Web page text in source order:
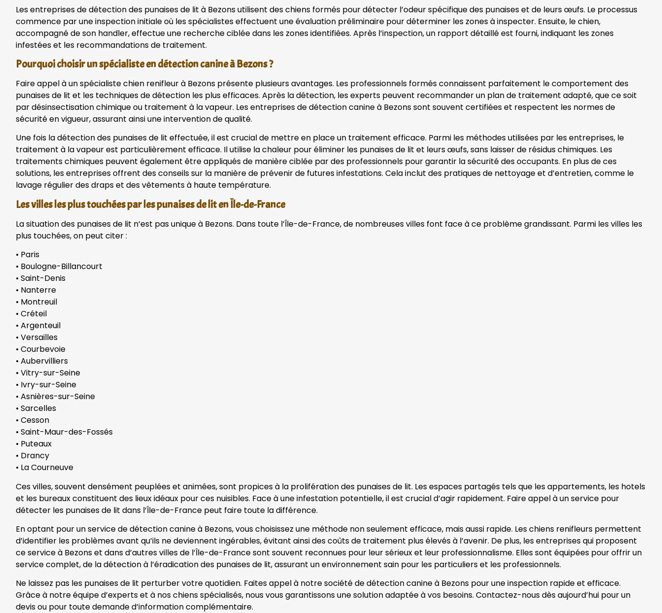
Les entreprises de détection des punaises de lit à Bezons utilisent des chiens formés pour détecter l’odeur spécifique des punaises et de leurs œufs. Le processus
commence par une inspection initiale où les spécialistes effectuent une évaluation préliminaire pour déterminer les zones à inspecter. Ensuite, le chien,
accompagné de son handler, effectue une recherche ciblée dans les zones identifiées. Après l’inspection, un rapport détaillé est fourni, indiquant les zones
infestées et les recommandations de traitement.
Pourquoi choisir un spécialiste en détection canine à Bezons ?
Faire appel à un spécialiste chien renifleur à Bezons présente plusieurs avantages. Les professionnels formés connaissent parfaitement le comportement des
punaises de lit et les techniques de détection les plus efficaces. Après la détection, les experts peuvent recommander un plan de traitement adapté, que ce soit
par désinsectisation chimique ou traitement à la vapeur. Les entreprises de détection canine à Bezons sont souvent certifiées et respectent les normes de
sécurité en vigueur, assurant ainsi une intervention de qualité.
Une fois la détection des punaises de lit effectuée, il est crucial de mettre en place un traitement efficace. Parmi les méthodes utilisées par les entreprises, le
traitement à la vapeur est particulièrement efficace. Il utilise la chaleur pour éliminer les punaises de lit et leurs œufs, sans laisser de résidus chimiques. Les
traitements chimiques peuvent également être appliqués de manière ciblée par des professionnels pour garantir la sécurité des occupants. En plus de ces
solutions, les entreprises offrent des conseils sur la manière de prévenir de futures infestations. Cela inclut des pratiques de nettoyage et d’entretien, comme le
lavage régulier des draps et des vêtements à haute température.
Les villes les plus touchées par les punaises de lit en Île-de-France
La situation des punaises de lit n’est pas unique à Bezons. Dans toute l’Île-de-France, de nombreuses villes font face à ce problème grandissant. Parmi les villes les
plus touchées, on peut citer :
• Paris
• Boulogne-Billancourt
• Saint-Denis
• Nanterre
• Montreuil
• Créteil
• Argenteuil
• Versailles
• Courbevoie
• Aubervilliers
• Vitry-sur-Seine
• Ivry-sur-Seine
• Asnières-sur-Seine
• Sarcelles
• Cesson
• Saint-Maur-des-Fossés
• Puteaux
• Drancy
• La Courneuve
Ces villes, souvent densément peuplées et animées, sont propices à la prolifération des punaises de lit. Les espaces partagés tels que les appartements, les hotels
et les bureaux constituent des lieux idéaux pour ces nuisibles. Face à une infestation potentielle, il est crucial d’agir rapidement. Faire appel à un service pour
détecter les punaises de lit dans l’Île-de-France peut faire toute la différence.
En optant pour un service de détection canine à Bezons, vous choisissez une méthode non seulement efficace, mais aussi rapide. Les chiens renifleurs permettent
d’identifier les problèmes avant qu’ils ne deviennent ingérables, évitant ainsi des coûts de traitement plus élevés à l’avenir. De plus, les entreprises qui proposent
ce service à Bezons et dans d’autres villes de l’Île-de-France sont souvent reconnues pour leur sérieux et leur professionnalisme. Elles sont équipées pour offrir un
service complet, de la détection à l’éradication des punaises de lit, assurant un environnement sain pour les particuliers et les professionnels.
Ne laissez pas les punaises de lit perturber votre quotidien. Faites appel à notre société de détection canine à Bezons pour une inspection rapide et efficace.
Grâce à notre équipe d’experts et à nos chiens spécialisés, nous vous garantissons une solution adaptée à vos besoins. Contactez-nous dès aujourd’hui pour un
devis ou pour toute demande d’information complémentaire.